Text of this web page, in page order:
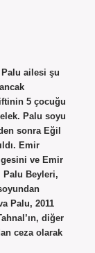
ailesi şu
5 çocuğu
Palu soyu
sonra Eğil
Emir
ve Emir
Palu Beyleri,
Palu, 2011
diğer
ceza olarak